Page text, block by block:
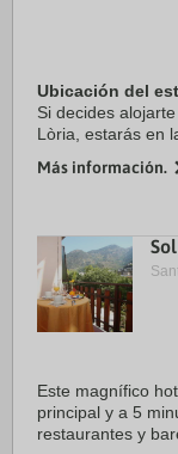
Ubicación del
Si decides
Lòria, estarás en
Caldea. Además,
Más información.
Este magnífico
principal y a 5
restaurantes y